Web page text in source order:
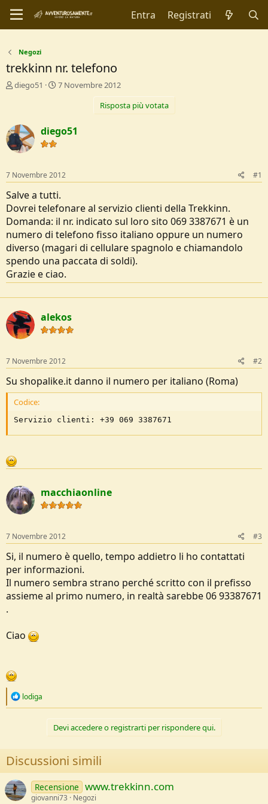
Entra Registrati
Negozi
trekkinn nr. telefono
C
t
o
r
D
i
s
u
s
s
i
o
n
e
diego51
D
d
i
i
z
i
o
7 Novembre 2012
Risposta più votata
diego51
7 Novembre 2012 #1
Salve a tutti.
Dovrei telefonare al servizio clienti della Trekkinn.
Domanda: il nr. indicato sul loro sito 069 3387671 è un
numero di telefono fisso italiano oppure un numero
diverso (magari di cellulare spagnolo e chiamandolo
spendo una paccata di soldi).
Grazie e ciao.
alekos
7 Novembre 2012 #2
Su shopalike.it danno il numero per italiano (Roma)
Codice:
Servizio clienti: +39 069 3387671
macchiaonline
7 Novembre 2012 #3
Si, il numero è quello, tempo addietro li ho contattati
per informazioni.
Il numero sembra strano perché scritto con il prefisso
assieme al primo numero, in realtà sarebbe 06 93387671
.
Ciao
R
n
s
:
lodiga
Devi accedere o registrarti per rispondere qui.
Discussioni simili
Recensione www.trekkinn.com
giovanni73 Negozi